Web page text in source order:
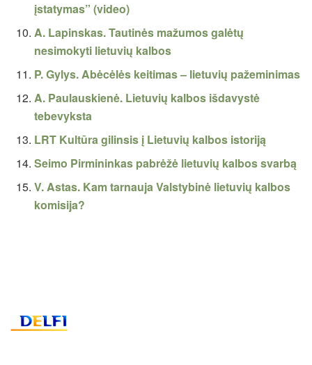
įstatymas” (video)
A. Lapinskas. Tautinės mažumos galėtų
nesimokyti lietuvių kalbos
P. Gylys. Abėcėlės keitimas – lietuvių pažeminimas
A. Paulauskienė. Lietuvių kalbos išdavystė
tebevyksta
LRT Kultūra gilinsis į Lietuvių kalbos istoriją
Seimo Pirmininkas pabrėžė lietuvių kalbos svarbą
V. Astas. Kam tarnauja Valstybinė lietuvių kalbos
komisija?